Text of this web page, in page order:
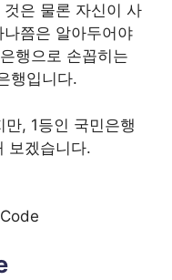
은 물론 자신이 사
쯤은 알아두어야
행으로 손꼽히는
행입니다.
, 1등인 국민은행
보겠습니다.